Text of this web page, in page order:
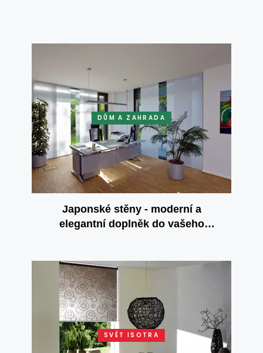
DŮM A ZAHRADA
Japonské stěny - moderní a
elegantní doplněk do vašeho
SVĚT ISOTRA